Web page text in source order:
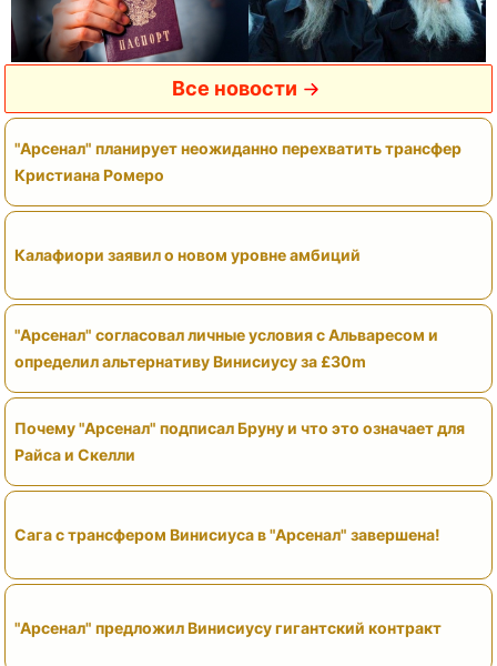
Все новости
"Арсенал" планирует неожиданно перехватить трансфер
Кристиана Ромеро
Калафиори заявил о новом уровне амбиций
"Арсенал" согласовал личные условия с Альваресом и
определил альтернативу Винисиусу за £30m
Почему "Арсенал" подписал Бруну и что это означает для
Райса и Скелли
Сага с трансфером Винисиуса в "Арсенал" завершена!
"Арсенал" предложил Винисиусу гигантский контракт